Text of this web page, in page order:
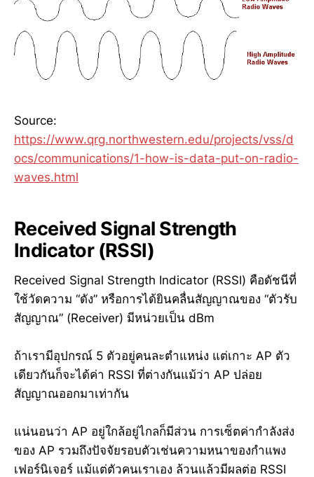
Source:
https://www.qrg.northwestern.edu/projects/vss/d
ocs/communications/1-how-is-data-put-on-radio-
waves.html
Received Signal Strength
Indicator (RSSI)
Received Signal Strength Indicator (RSSI) คือดัชนีที่
ใช้วัดความ “ดัง” หรือการได้ยินคลื่นสัญญาณของ “ตัวรับ
สัญญาณ” (Receiver) มีหน่วยเป็น dBm
ถ้าเรามีอุปกรณ์ 5 ตัวอยู่คนละตำแหน่ง แต่เกาะ AP ตัว
เดียวกันก็จะได้ค่า RSSI ที่ต่างกันแม้ว่า AP ปล่อย
สัญญาณออกมาเท่ากัน
แน่นอนว่า AP อยู่ใกล้อยู่ไกลก็มีส่วน การเซ็ตค่ากำลังส่ง
ของ AP รวมถึงปัจจัยรอบตัวเช่นความหนาของกำแพง
เฟอร์นิเจอร์ แม้แต่ตัวคนเราเอง ล้วนแล้วมีผลต่อ RSSI